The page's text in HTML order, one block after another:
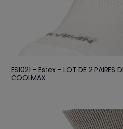
ES1021 - Estex - LOT DE 2 PAIRES
COOLMAX